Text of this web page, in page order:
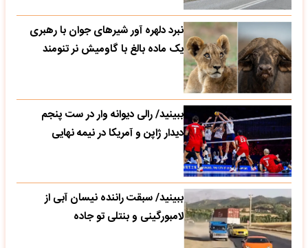
نبرد دلهره آور شیرهای جوان با رهبری
یک ماده بالغ با گاومیش نر تنومند
ببینید/ رالی دیوانه وار در ست پنجم
دیدار ژاپن و آمریکا در نیمه نهایی
ببینید/ سبقت راننده نیسان آبی از
لامبورگینی و بنتلی تو جاده